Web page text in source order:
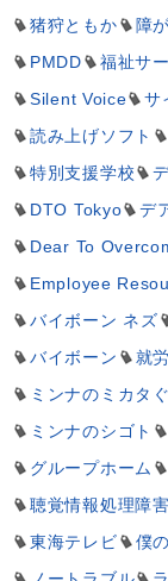
猪狩ともか
障
PMDD
福祉サ
Silent Voice
サ
読み上げソフト
特別支援学校
DTO Tokyo
デ
Dear To
Employee
バイボーン ネズ
バイボーン
就
ミンナのミカタ
ミンナのシゴト
グループホーム
聴覚情報処理障害
東海テレビ
僕